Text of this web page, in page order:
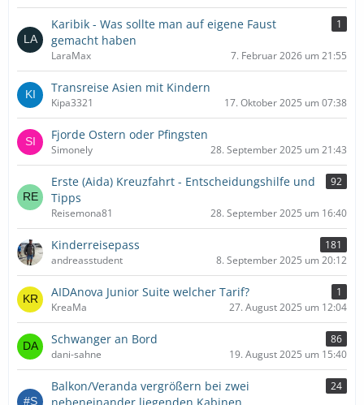
Karibik - Was sollte man auf eigene Faust
gemacht haben
1
LaraMax 7. Februar 2026 um 21:55
Transreise Asien mit Kindern
Kipa3321 17. Oktober 2025 um 07:38
Fjorde Ostern oder Pfingsten
Simonely 28. September 2025 um 21:43
Erste (Aida) Kreuzfahrt - Entscheidungshilfe und
Tipps
92
Reisemona81 28. September 2025 um 16:40
Kinderreisepass
181
andreasstudent
8. September 2025 um 20:12
AIDAnova Junior Suite welcher Tarif?
1
KreaMa
27. August 2025 um 12:04
Schwanger an Bord
86
dani-sahne
19. August 2025 um 15:40
Balkon/Veranda vergrößern bei zwei
24